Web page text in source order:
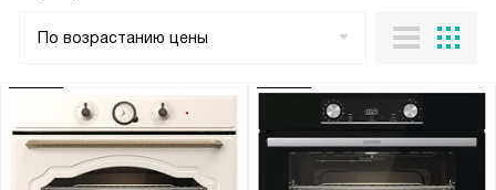
По возрастанию цены